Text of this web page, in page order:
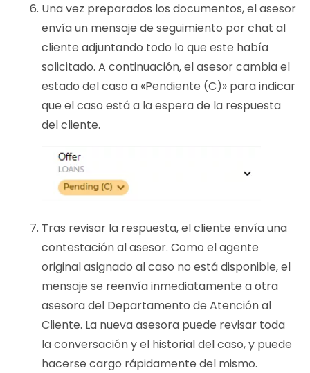
Una vez preparados los documentos, el asesor
envía un mensaje de seguimiento por chat al
cliente adjuntando todo lo que este había
solicitado. A continuación, el asesor cambia el
estado del caso a «Pendiente (C)» para indicar
que el caso está a la espera de la respuesta
del cliente.
Tras revisar la respuesta, el cliente envía una
contestación al asesor. Como el agente
original asignado al caso no está disponible, el
mensaje se reenvía inmediatamente a otra
asesora del Departamento de Atención al
Cliente. La nueva asesora puede revisar toda
la conversación y el historial del caso, y puede
hacerse cargo rápidamente del mismo.